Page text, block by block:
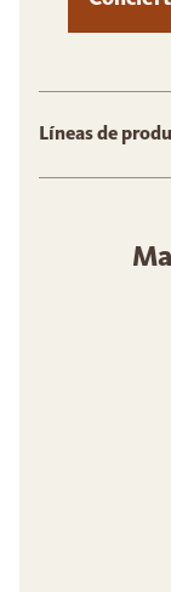
Líneas de